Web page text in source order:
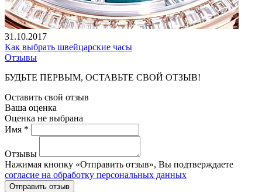
31.10.2017
Как выбрать швейцарские часы
Отзывы
БУДЬТЕ ПЕРВЫМ, ОСТАВЬТЕ СВОЙ ОТЗЫВ!
Оставить свой отзыв
Ваша оценка
Оценка не выбрана
Имя *
Отзывы
Нажимая кнопку «Отправить отзыв», Вы подтверждаете
согласие на обработку персональных данных
Отправить отзыв